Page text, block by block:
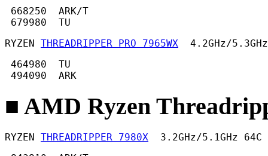
668250  ARK/T
679980  TU
RYZEN THREADRIPPER PRO 7965WX
4.2GHz/
464980  TU
494090  ARK
■ AMD Ryzen
RYZEN THREADRIPPER 7980X
3.2GHz/5.1GHz 64C